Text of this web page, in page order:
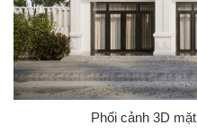
Phối cảnh 3D